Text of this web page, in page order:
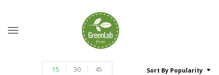
Sort By Popularity
15 30 45